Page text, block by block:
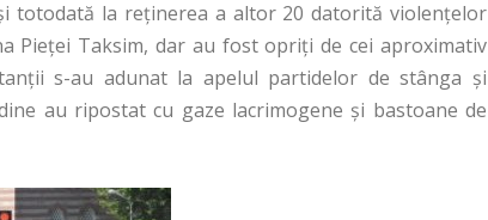
totodată la reținerea a altor 20 datorită violențelor
Pieţei Taksim, dar au fost opriţi de cei aproximativ
s-au adunat la apelul partidelor de stânga şi
au ripostat cu gaze lacrimogene şi bastoane de